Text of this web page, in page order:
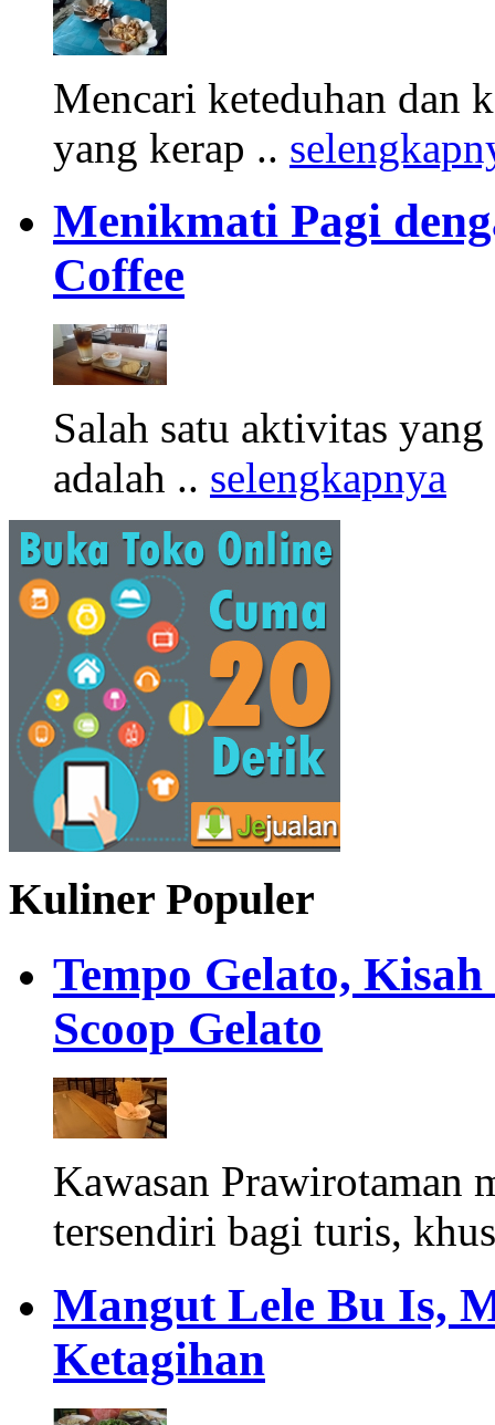
Mencari keteduhan dan
yang kerap ..
Menikmati Pagi
Coffee
Salah satu aktivitas
adalah .. selengkapnya
Kuliner Populer
Tempo Gelato,
Scoop Gelato
Kawasan Prawirotaman
tersendiri bagi turis,
Mangut Lele Bu Is,
Ketagihan